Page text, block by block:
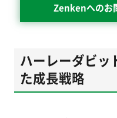
Zenkenへのお
ハーレーダビッ
た成長戦略